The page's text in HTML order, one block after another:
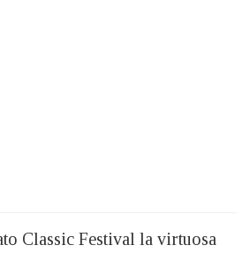
Classic Festival la virtuosa